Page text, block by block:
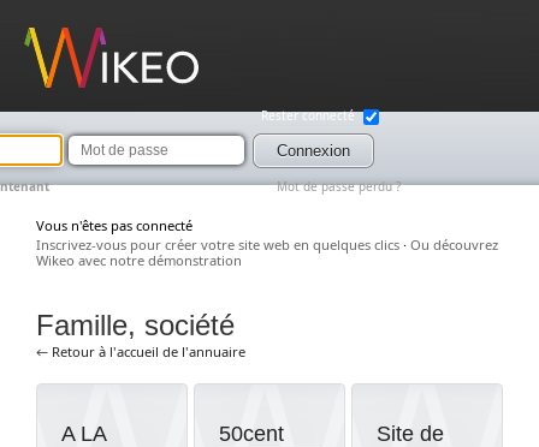
Rester connecté
Mot
de
passe
Connexion
Mot de passe perdu ?
Vous n'êtes pas connecté
Inscrivez-vous pour créer votre site web en quelques clics · Ou découvrez
Wikeo avec notre démonstration
Famille, société
← Retour à l'accueil de l'annuaire
A LA
50cent
Site de